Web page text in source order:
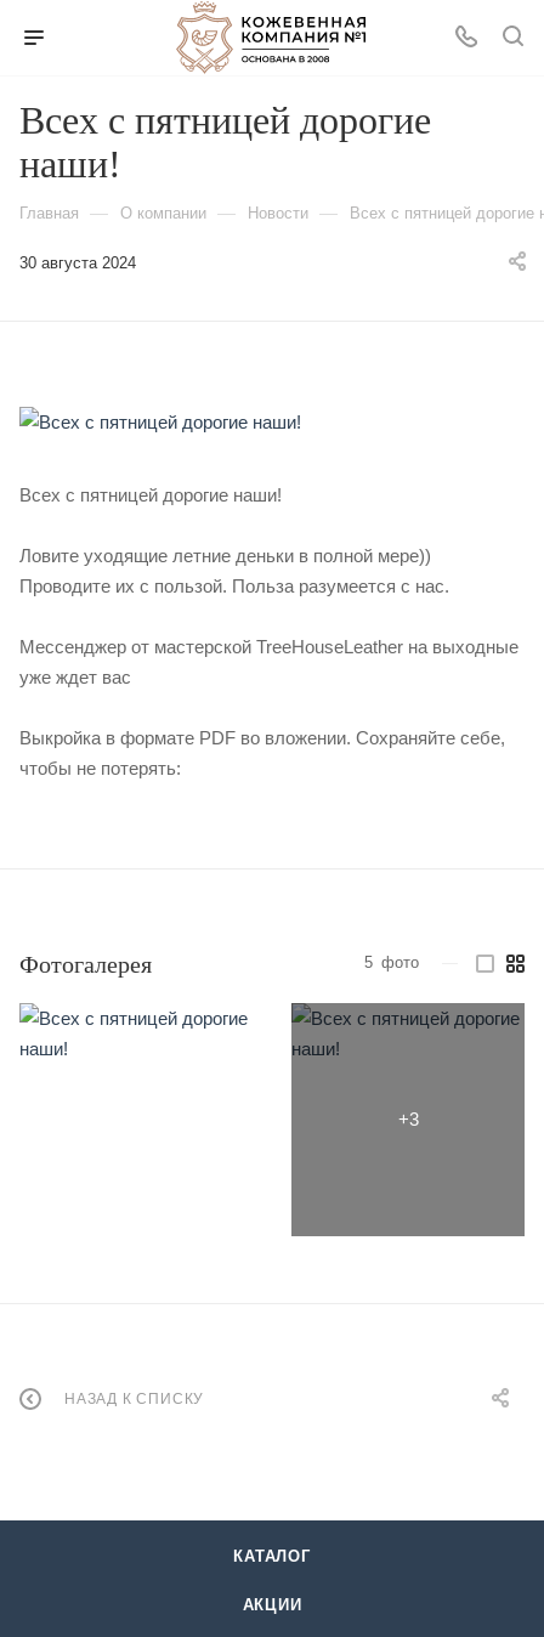
Всех с пятницей дорогие
наши!
Главная — О компании — Новости — Всех с пятницей дорогие
30 августа 2024
Всех с пятницей дорогие наши!
Ловите уходящие летние деньки в полной мере))
Проводите их с пользой. Польза разумеется с нас.
Мессенджер от мастерской TreeHouseLeather на выходные
уже ждет вас
Выкройка в формате PDF во вложении. Сохраняйте себе,
чтобы не потерять:
Фотогалерея 5 фото
НАЗАД К СПИСКУ
КАТАЛОГ
АКЦИИ